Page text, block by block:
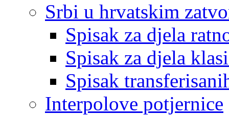
Srbi u hrvatskim
Spisak za djela
Spisak za djela
Spisak
Interpolove potjernice